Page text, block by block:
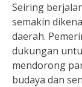
Seiring
semakin
daerah.
dukungan
mendorong
budaya dan